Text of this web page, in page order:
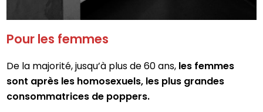
Pour les femmes
De la majorité, jusqu’à plus de 60 ans, les femmes
sont après les homosexuels, les plus grandes
consommatrices de poppers.